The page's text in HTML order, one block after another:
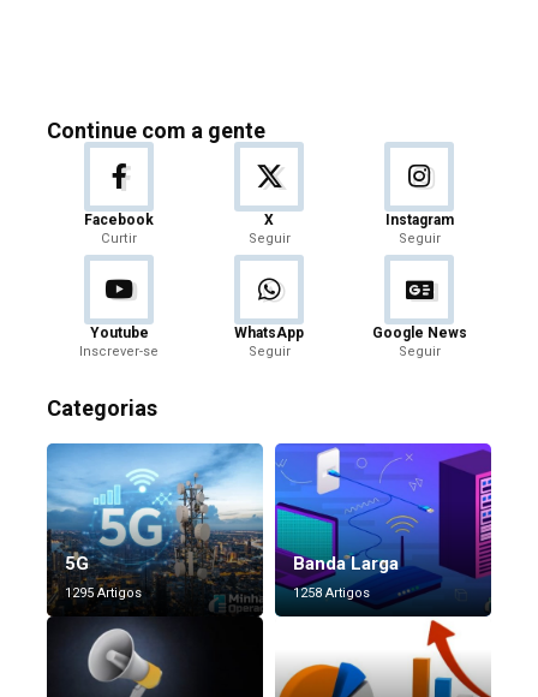
Continue com a gente
Facebook
Curtir
X
Seguir
Instagram
Seguir
Youtube
Inscrever-se
WhatsApp
Seguir
Google News
Seguir
Categorias
5G
1295 Artigos
Banda Larga
1258 Artigos